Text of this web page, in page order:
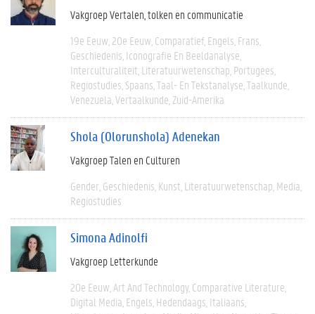
Vakgroep Vertalen, tolken en communicatie
19e Eeuw 20e Eeuw Comparatief Engels Frans
Geschiedenis Iconografie En Beeldanalyse
Interculturaliteit Literatuurwetenschap Portugees
Regiostudies Spaans Taal- En Tekstanalyse Taalkunde
Venezuela Vertaalkunde Zuid-Amerika
Shola (Olorunshola) Adenekan
Vakgroep Talen en Culturen
Gender Geschiedenis Kunst Literatuurwetenschap Media
Regiostudies
Simona Adinolfi
Vakgroep Letterkunde
20e Eeuw Art And Technology Comparative Literature
Digital Media Engels Hedendaags Italiaans